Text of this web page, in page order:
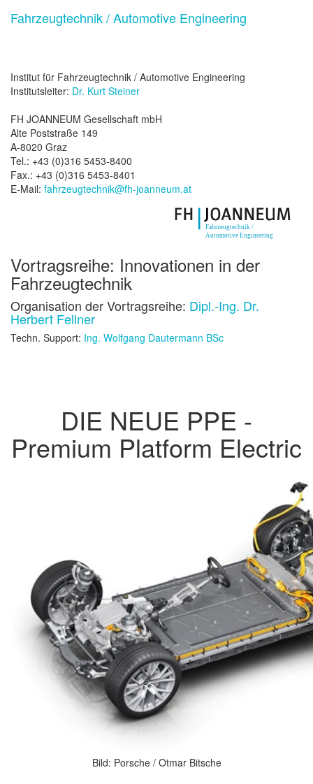
Fahrzeugtechnik / Automotive Engineering
Institut für Fahrzeugtechnik / Automotive Engineering
Institutsleiter: Dr. Kurt Steiner
FH JOANNEUM Gesellschaft mbH
Alte Poststraße 149
A-8020 Graz
Tel.: +43 (0)316 5453-8400
Fax.: +43 (0)316 5453-8401
E-Mail: fahrzeugtechnik@fh-joanneum.at
Vortragsreihe: Innovationen in der
Fahrzeugtechnik
Organisation der Vortragsreihe: Dipl.-Ing. Dr.
Herbert Fellner
Techn. Support: Ing. Wolfgang Dautermann BSc
DIE NEUE PPE -
Premium Platform Electric
Bild: Porsche / Otmar Bitsche